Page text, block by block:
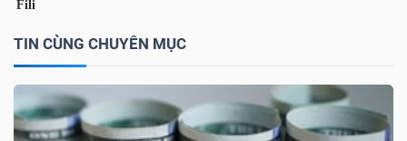
TIN CÙNG CHUYÊN MỤC
CHĂM
SÓC
SỨC